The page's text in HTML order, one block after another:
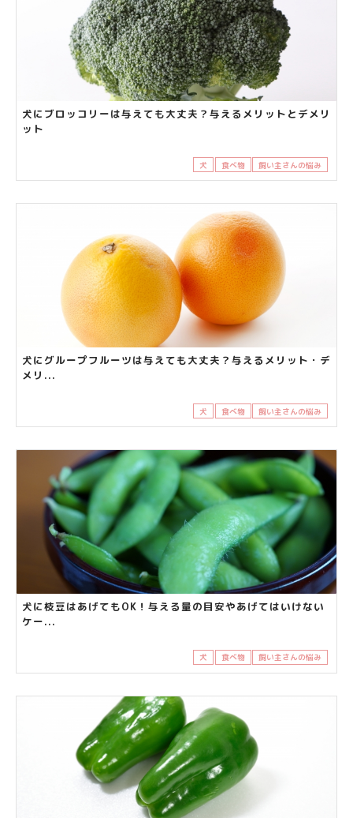
犬にブロッコリーは与えても大丈夫？与えるメリットとデメリ
ット
犬 食べ物 飼い主さんの悩み
犬にグループフルーツは与えても大丈夫？与えるメリット・デ
メリ...
犬 食べ物 飼い主さんの悩み
犬に枝豆はあげてもOK！与える量の目安やあげてはいけない
ケー...
犬 食べ物 飼い主さんの悩み